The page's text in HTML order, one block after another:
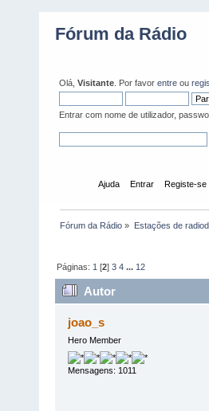
Fórum da Rádio
Olá, Visitante . Por favor entre ou
Entrar com nome de utilizador,
Ajuda Entrar Registe-se
Fórum da Rádio » Estações de
Páginas: 1 [2]3 4 ... 12
Autor
joao_s
Hero Member
Mensagens: 1011